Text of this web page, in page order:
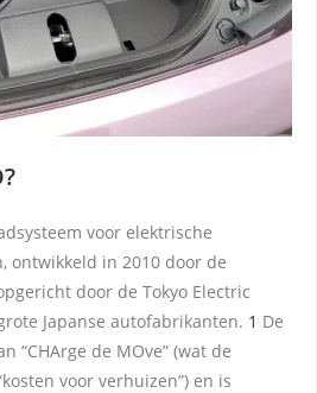
voor elektrische
ontwikkeld in 2010 door de
door de Tokyo Electric
Japanse autofabrikanten. 1 De
“CHArge de MOve” (wat de
voor verhuizen”) en is